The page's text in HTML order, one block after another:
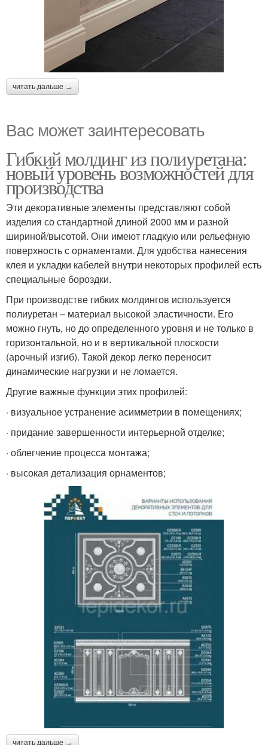
читать дальше →
Вас может заинтересовать
Гибкий молдинг из полиуретана:
новый уровень возможностей для
производства
Эти декоративные элементы представляют собой
изделия со стандартной длиной 2000 мм и разной
шириной/высотой. Они имеют гладкую или рельефную
поверхность с орнаментами. Для удобства нанесения
клея и укладки кабелей внутри некоторых профилей есть
специальные бороздки.
При производстве гибких молдингов используется
полиуретан – материал высокой эластичности. Его
можно гнуть, но до определенного уровня и не только в
горизонтальной, но и в вертикальной плоскости
(арочный изгиб). Такой декор легко переносит
динамические нагрузки и не ломается.
Другие важные функции этих профилей:
· визуальное устранение асимметрии в помещениях;
· придание завершенности интерьерной отделке;
· облегчение процесса монтажа;
· высокая детализация орнаментов;
читать дальше →